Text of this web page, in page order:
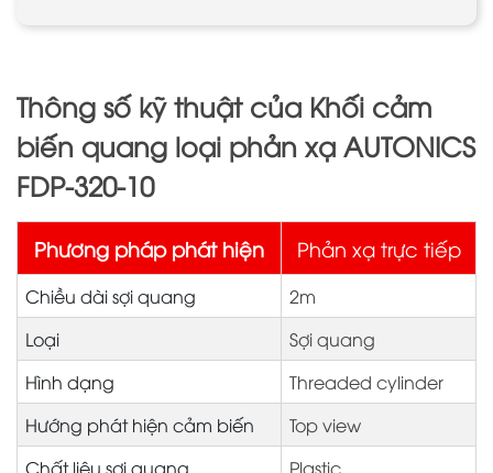
Thông số kỹ thuật của Khối cảm
biến quang loại phản xạ AUTONICS
FDP-320-10
Phương pháp phát hiện Phản xạ trực tiếp
Chiều dài sợi quang
2m
Loại
Sợi quang
Hình dạng
Threaded cylinder
Hướng phát hiện cảm biến
Top view
Chất liệu sợi quang
Plastic